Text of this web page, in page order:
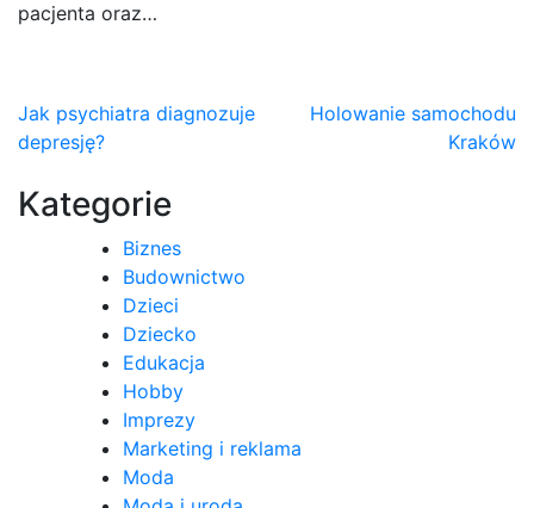
pacjenta oraz…
Nawigacja
wpisu
Jak psychiatra diagnozuje
depresję?
Holowanie samochodu
Kraków
Kategorie
Biznes
Budownictwo
Dzieci
Dziecko
Edukacja
Hobby
Imprezy
Marketing i reklama
Moda